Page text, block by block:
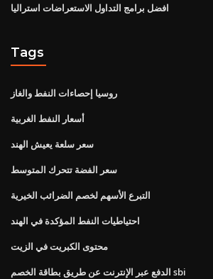
افضل برامج التداول الاستعراضات استراليا
Tags
روسيا إحصاءات النفط والغاز
أسعار النفط الغربية
سعر سلعة يعيش الهند
سعر الفضة تتحرك المتوسط
التبرع الأسهم لخصم الضرائب الخيرية
احتياطيات النفط المؤكدة في الهند
محتوى الكبريت في الزيت
الدفع عبر الإنترنت عن طريق بطاقة الخصم sbi